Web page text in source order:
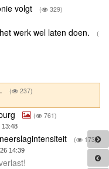
volgt ( 329)
werk wel laten doen.
(
( 237)
( 761)
13:48
( 173)
14:39